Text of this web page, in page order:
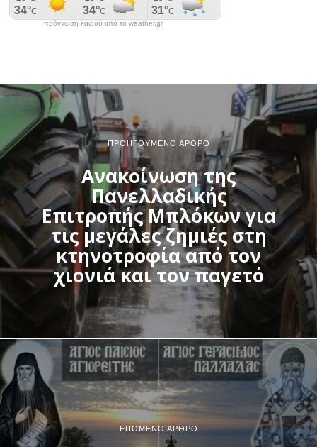
πρόγνωση καιρού από το weather.gr
ΠΡΟΗΓΟΎΜΕΝΟ ΆΡΘΡΟ
Ανακοίνωση της
Πανελλαδικής
Επιτροπής Μπλόκων για
τις μεγάλες ζημιές στη
κτηνοτροφία από τον
χιονιά και τον παγετό
ΕΠΌΜΕΝΟ ΆΡΘΡΟ